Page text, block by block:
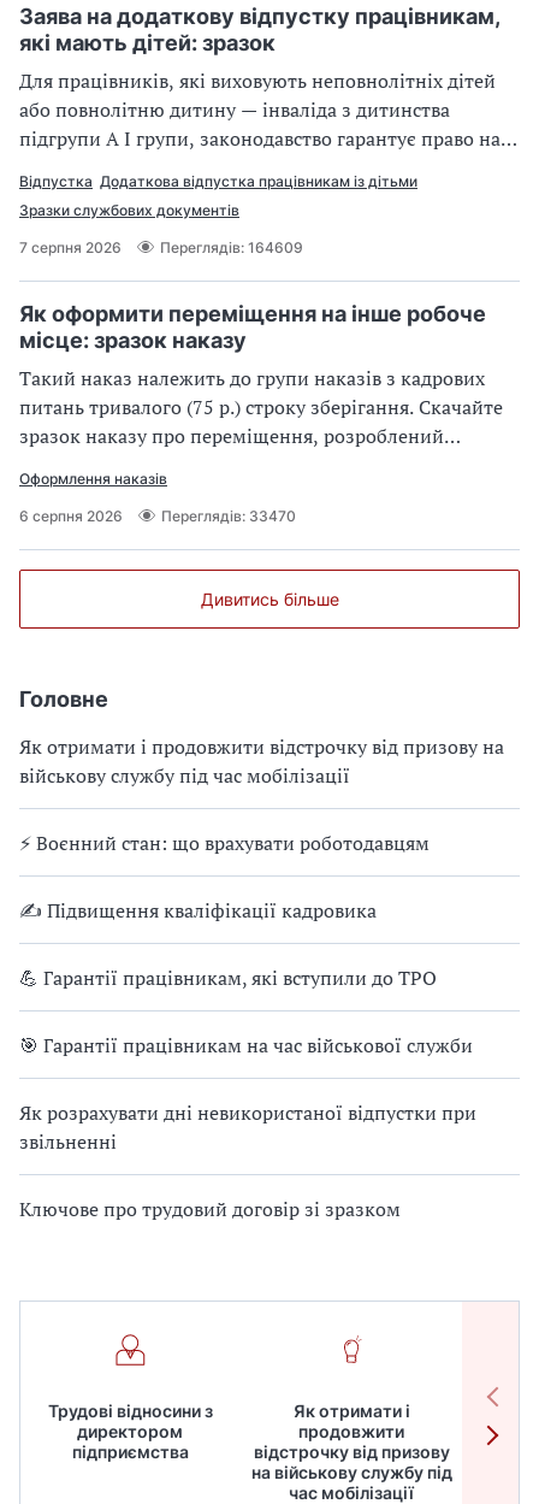
розпису підприємства? Відповіді — у статті.
Заява на додаткову відпустку працівникам,
які мають дітей: зразок
Для працівників, які виховують неповнолітніх дітей
або повнолітню дитину — інваліда з дитинства
підгрупи А І групи, законодавство гарантує право на
Відпустка Додаткова відпустка працівникам із дітьми
Зразки службових документів
7 серпня 2026 Переглядів: 164609
Як оформити переміщення на інше робоче
місце: зразок наказу
Такий наказ належить до групи наказів з кадрових
питань тривалого (75 р.) строку зберігання. Скачайте
зразок наказу про переміщення, розроблений
Оформлення наказів
6 серпня 2026 Переглядів: 33470
Дивитись більше
Головне
Як отримати і продовжити відстрочку від призову на
військову службу під час мобілізації
⚡ Воєнний стан: що врахувати роботодавцям
✍ Підвищення кваліфікації кадровика
💪 Гарантії працівникам, які вступили до ТРО
🎯 Гарантії працівникам на час військової служби
Як розрахувати дні невикористаної відпустки при
звільненні
Ключове про трудовий договір зі зразком
Трудові відносини з
директором
підприємства
Як отримати і
продовжити
відстрочку від призову
на військову службу під
час мобілізації